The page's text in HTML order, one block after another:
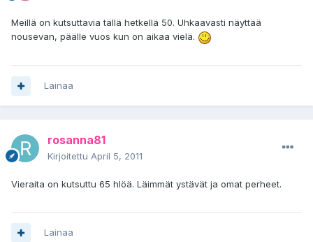
Meillä on kutsuttavia tällä hetkellä 50. Uhkaavasti näyttää
nousevan, päälle vuos kun on aikaa vielä.
Lainaa
rosanna81
Kirjoitettu April 5, 2011
Vieraita on kutsuttu 65 hlöä. Läimmät ystävät ja omat perheet.
Lainaa